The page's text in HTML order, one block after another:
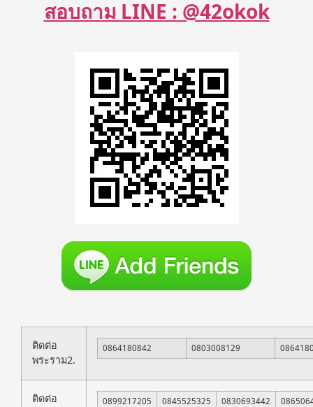
สอบถาม LINE : @42okok
ติดต่อ
พระราม2.
0864180842 0803008129
ติดต่อ
0899217205 0845525325 0830693442